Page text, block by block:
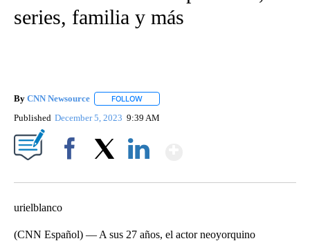
series, familia y más
By CNN Newsource FOLLOW
Published December 5, 2023 9:39 AM
urielblanco
(CNN Español) — A sus 27 años, el actor neoyorquino